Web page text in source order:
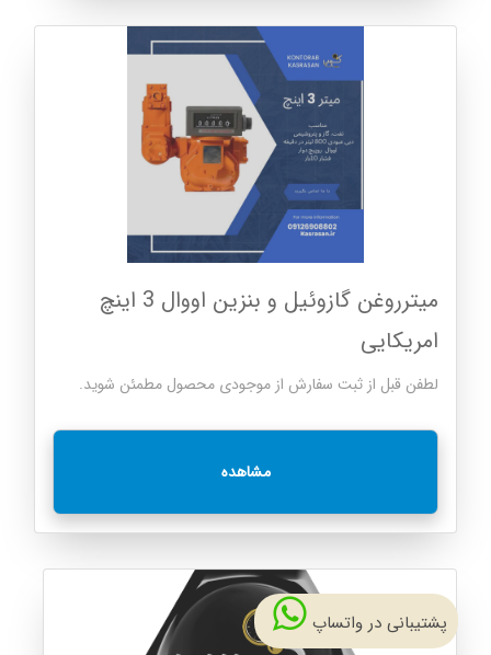
میترروغن گازوئیل و بنزین اووال 3 اینچ
امریکایی
لطفن قبل از ثبت سفارش از موجودی محصول مطمئن شوید.
مشاهده
پشتیبانی در واتساپ